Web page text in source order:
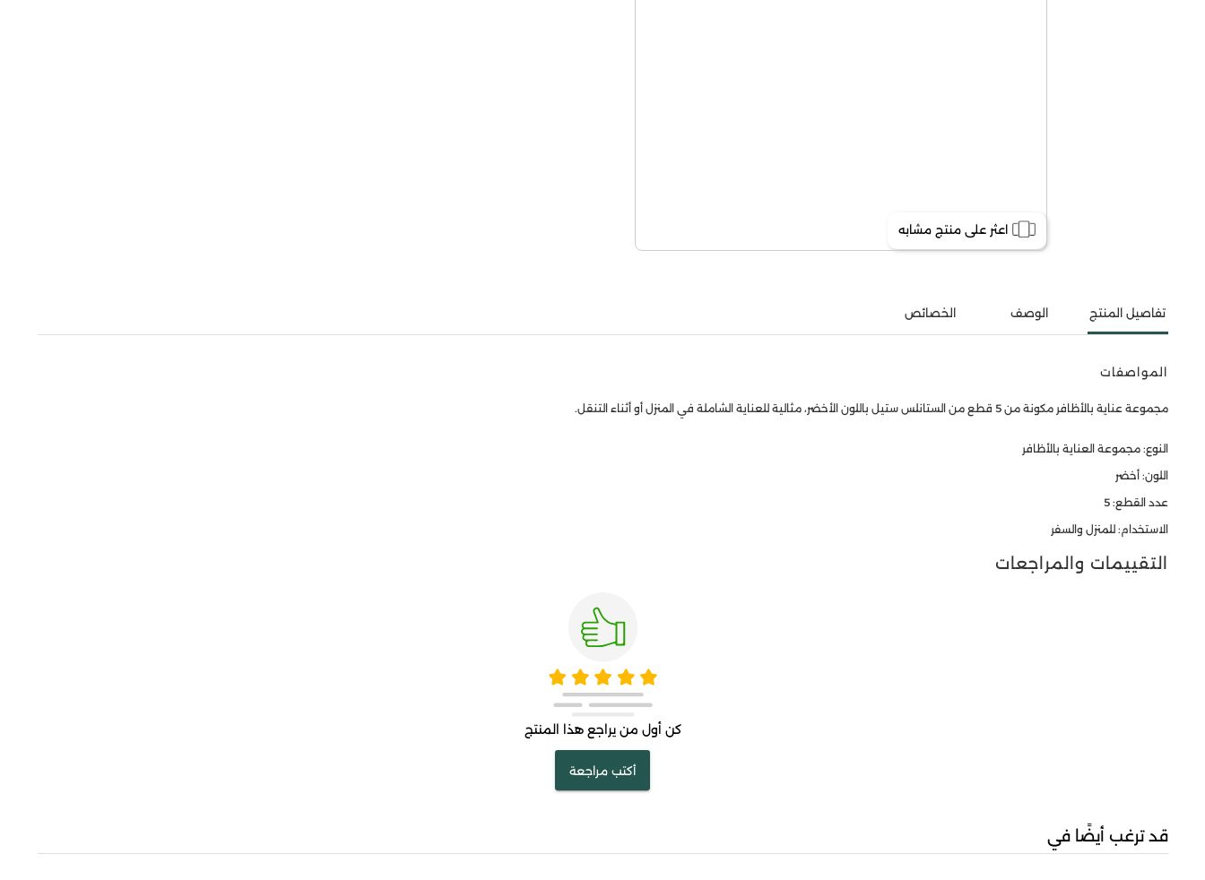
اعثر على منتج مشابه
تفاصيل المنتج الوصف الخصائص
المواصفات
مجموعة عناية بالأظافر مكونة من 5 قطع من الستانلس ستيل باللون الأخضر، مثالية للعناية الشاملة في المنزل أو أثناء التنقل.
النوع: مجموعة العناية بالأظافر
اللون: أخضر
عدد القطع: 5
الاستخدام: للمنزل والسفر
التقييمات والمراجعات
كن أول من يراجع هذا المنتج
أكتب مراجعة
قد ترغب أيضًا في